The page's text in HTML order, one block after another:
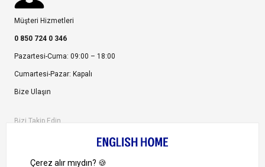
Müşteri Hizmetleri
0 850 724 0 346
Pazartesi-Cuma: 09:00 – 18:00
Cumartesi-Pazar: Kapalı
Bize Ulaşın
Bizi Takip Edin